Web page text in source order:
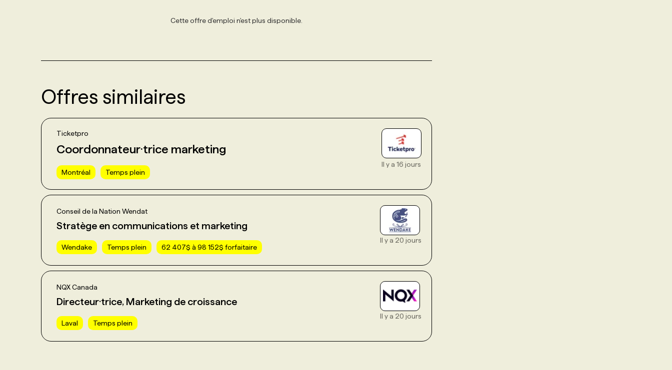
Cette offre d'emploi n'est plus disponible.
Offres similaires
Ticketpro
Coordonnateur·trice marketing
Montréal Temps plein
Il y a 16 jours
Conseil de la Nation Wendat
Stratège en communications et marketing
Wendake Temps plein 62 407$ à 98 152$ forfaitaire
Il y a 20 jours
NQX Canada
Directeur·trice, Marketing de croissance
Laval Temps plein
Il y a 20 jours